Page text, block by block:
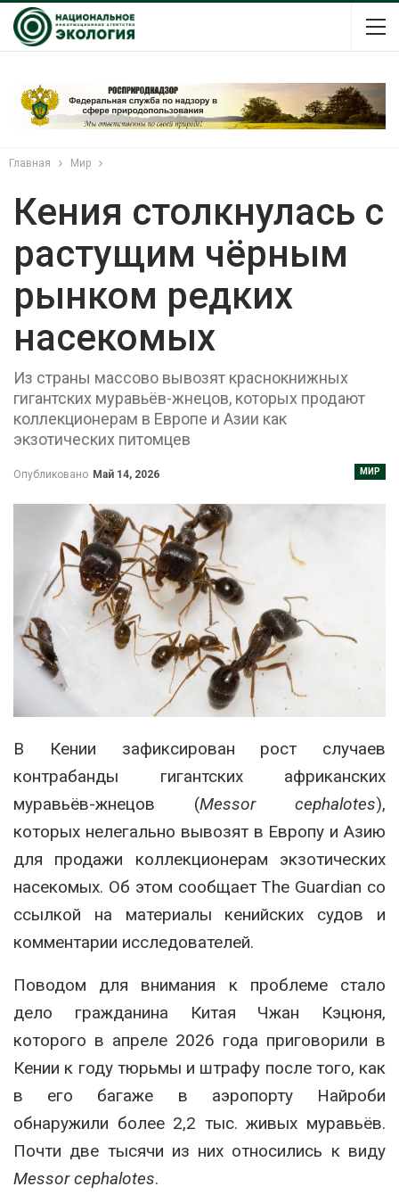
Главная Мир
Кения столкнулась с
растущим чёрным
рынком редких
насекомых
Из страны массово вывозят краснокнижных
гигантских муравьёв-жнецов, которых продают
коллекционерам в Европе и Азии как
экзотических питомцев
МИР
Опубликовано Май 14, 2026
В Кении зафиксирован рост случаев
контрабанды гигантских африканских
муравьёв-жнецов (Messor cephalotes),
которых нелегально вывозят в Европу и Азию
для продажи коллекционерам экзотических
насекомых. Об этом сообщает The Guardian со
ссылкой на материалы кенийских судов и
комментарии исследователей.
Поводом для внимания к проблеме стало
дело гражданина Китая Чжан Кэцюня,
которого в апреле 2026 года приговорили в
Кении к году тюрьмы и штрафу после того, как
в его багаже в аэропорту Найроби
обнаружили более 2,2 тыс. живых муравьёв.
Почти две тысячи из них относились к виду
Messor cephalotes.